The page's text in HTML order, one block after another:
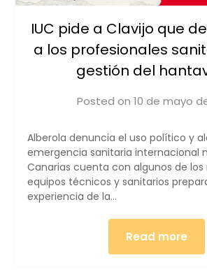
IUC pide a Clavijo que
a los profesionales
gestión del
Posted on 10 de mayo
Alberola denuncia el uso político y
emergencia sanitaria internacional
Canarias cuenta con algunos de los
equipos técnicos y sanitarios
experiencia de la…
Read more